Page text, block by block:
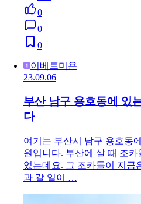
0
0
0
이베트미욘
23.09.06
부산 남구 용호동에 있
다
여기는 부산시 남구 용호동
원입니다. 부산에 살 때 조카
었는데요. 그 조카들이 지금
과 갈 일이 …